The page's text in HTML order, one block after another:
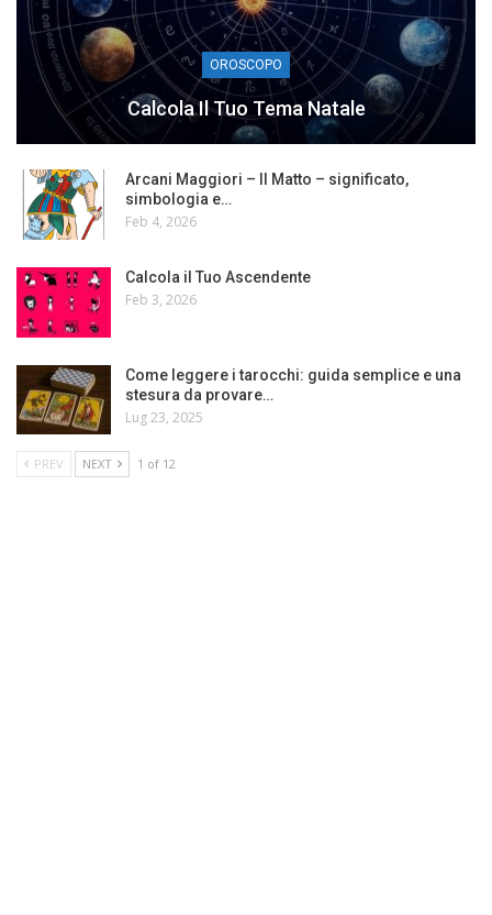
OROSCOPO
Calcola Il Tuo Tema Natale
Arcani Maggiori – Il Matto – significato,
simbologia e…
Feb 4, 2026
Calcola il Tuo Ascendente
Feb 3, 2026
Come leggere i tarocchi: guida semplice e una
stesura da provare…
Lug 23, 2025
PREV NEXT 1 of 12